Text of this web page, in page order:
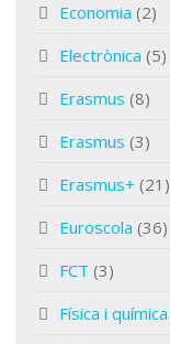
Economia (2)
Electrònica (5)
Erasmus (8)
Erasmus (3)
Erasmus+ (21)
Euroscola (36)
FCT (3)
Física i química